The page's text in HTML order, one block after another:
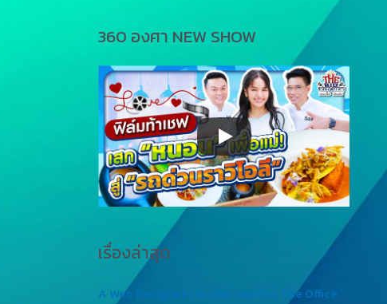
360 องศา NEW SHOW
เรื่องล่าสุด
A Web Designer’s Guide: Get Out The Office